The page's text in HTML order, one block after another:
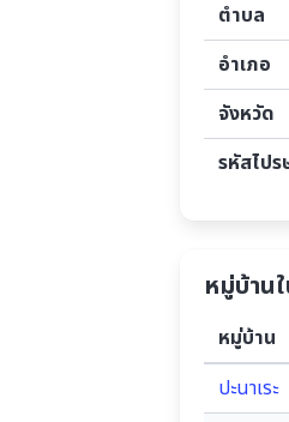
ตำบล
อำเภอ
จังหวัด
รหัสไป
หมู่บ้าน
หมู่บ้าน
ปะนาเระ